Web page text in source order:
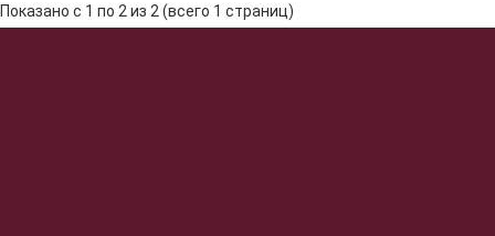
Показано с 1 по 2 из 2 (всего 1 страниц)